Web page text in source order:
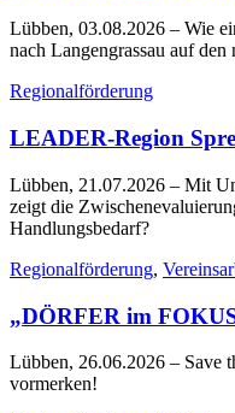
Lübben, 03.08.2026 – Wie
nach Langengrassau auf
Regionalförderung
LEADER-Region
Lübben, 21.07.2026 – Mit
zeigt die
Handlungsbedarf?
Regionalförderung,
„DÖRFER im
Lübben, 26.06.2026 – Save
vormerken!